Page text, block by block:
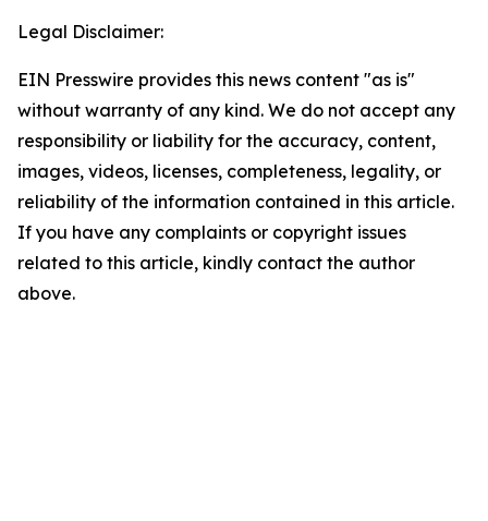
Legal Disclaimer:
EIN Presswire provides this news content "as is"
without warranty of any kind. We do not accept any
responsibility or liability for the accuracy, content,
images, videos, licenses, completeness, legality, or
reliability of the information contained in this article.
If you have any complaints or copyright issues
related to this article, kindly contact the author
above.